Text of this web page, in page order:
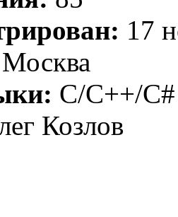
17
Москва
C/C++/C#
Козлов